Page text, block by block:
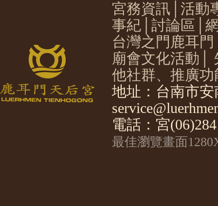
宮務資訊
活動
事紀
討論區
台灣之門鹿耳門
廟會文化活動
他社群、推廣功
地址：台南市
電話：宮
最佳瀏覽畫面